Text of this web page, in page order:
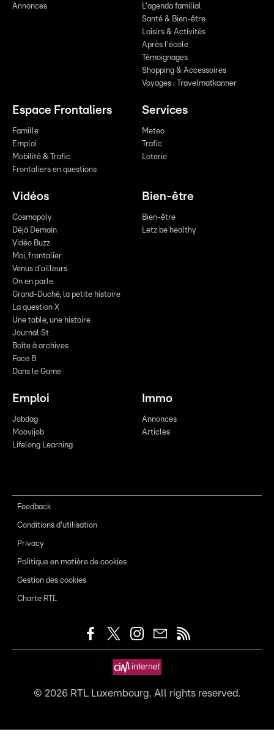
Annonces
L'agenda familial
Santé & Bien-être
Loisirs & Activités
Après l'école
Témoignages
Shopping & Accessoires
Voyages : Travelmatkanner
Espace Frontaliers
Famille
Emploi
Mobilité & Trafic
Frontaliers en questions
Services
Meteo
Trafic
Loterie
Vidéos
Cosmopoly
Déjà Demain
Vidéo Buzz
Moi, frontalier
Venus d'ailleurs
On en parle
Grand-Duché, la petite histoire
La question X
Une table, une histoire
Journal St
Boîte à archives
Face B
Dans le Game
Bien-être
Bien-être
Letz be healthy
Emploi
Jobdag
Moovijob
Lifelong Learning
Immo
Annonces
Articles
Feedback
Conditions d'utilisation
Privacy
Politique en matière de cookies
Gestion des cookies
Charte RTL
© 2026RTL Luxembourg. All rights reserved.